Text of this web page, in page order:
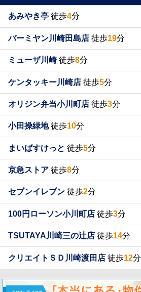
あみやき亭 徒歩4分
バーミヤン川崎田島店 徒歩19分
ミューザ川崎徒歩8分
ケンタッキー川崎店 徒歩5分
オリジン弁当小川町店 徒歩3分
小田操緑地徒歩10分
まいばすけっと 徒歩5分
京急ストア 徒歩8分
セブンイレブン 徒歩2分
100円ローソン小川町店 徒歩3分
TSUTAYA川崎三の辻店 徒歩14分
クリエイトＳＤ川崎渡田店 徒歩12分